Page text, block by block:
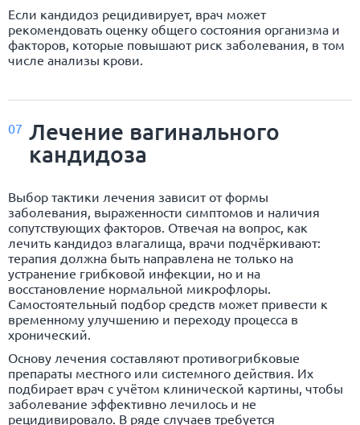
Если кандидоз рецидивирует, врач может
рекомендовать оценку общего состояния организма и
факторов, которые повышают риск заболевания, в том
числе анализы крови.
07 Лечение вагинального
кандидоза
Выбор тактики лечения зависит от формы
заболевания, выраженности симптомов и наличия
сопутствующих факторов. Отвечая на вопрос, как
лечить кандидоз влагалища, врачи подчёркивают:
терапия должна быть направлена не только на
устранение грибковой инфекции, но и на
восстановление нормальной микрофлоры.
Самостоятельный подбор средств может привести к
временному улучшению и переходу процесса в
хронический.
Основу лечения составляют противогрибковые
препараты местного или системного действия. Их
подбирает врач с учётом клинической картины, чтобы
заболевание эффективно лечилось и не
рецидивировало. В ряде случаев требуется